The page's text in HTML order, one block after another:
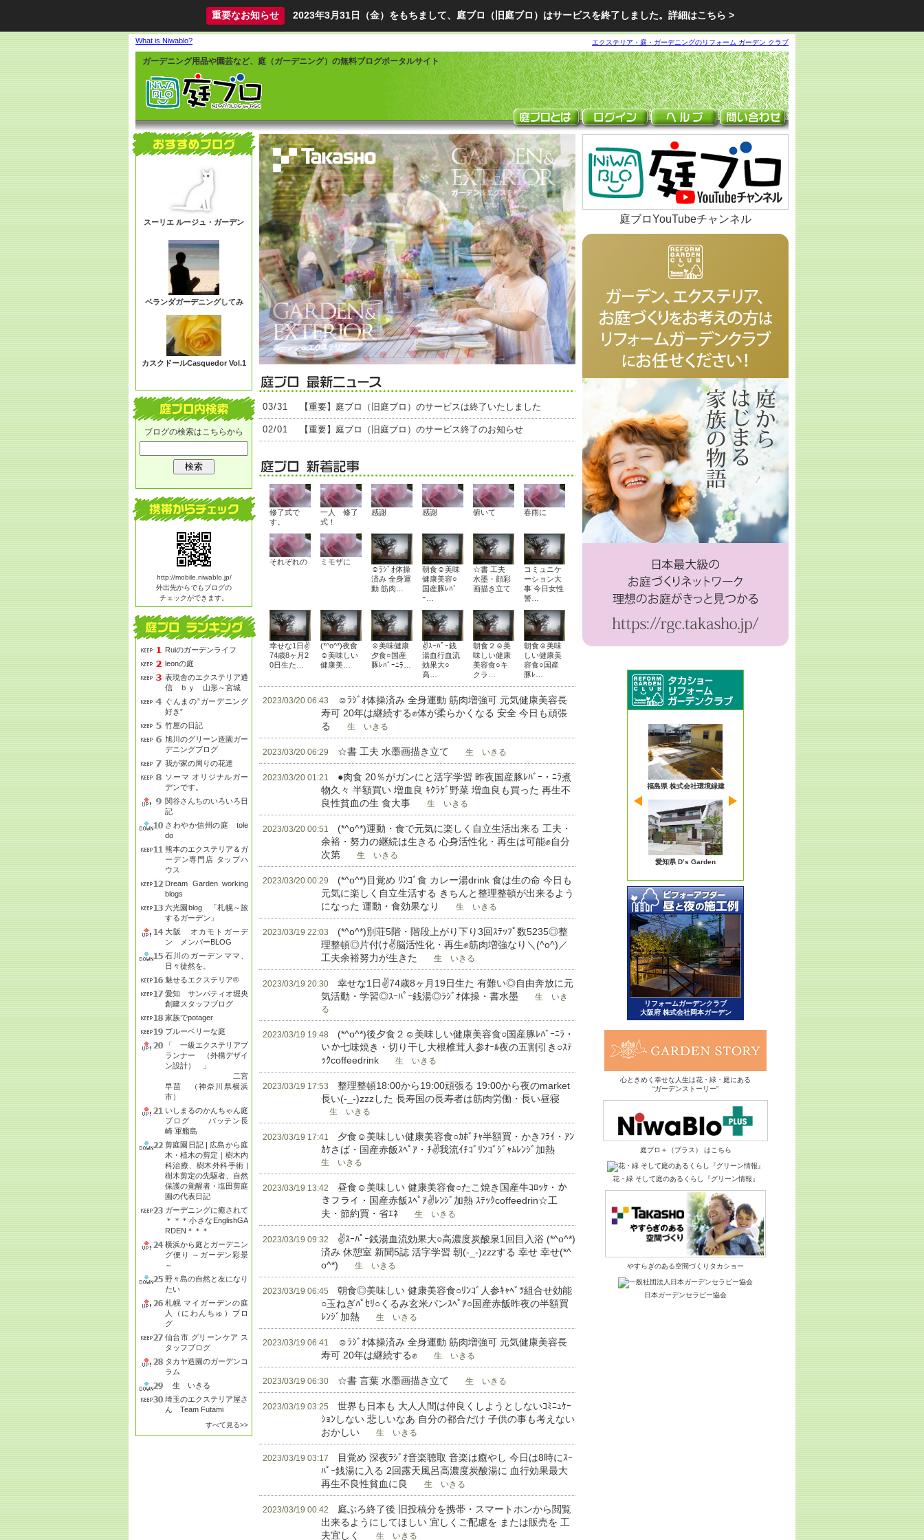
重要なお知らせ 2023年3月31日（金）をもちまして、庭ブロ（旧庭ブロ）はサービスを終了しました。 詳細はこちら >
エクステリア・庭・ガーデニングのリフォーム ガーデン クラブ
What is Niwablo?
ガーデニング用品や園芸など、庭（ガーデニング）の無料ブログポータルサイト
ブログの検索はこちらから
http://mobile.niwablo.jp/
外出先からでもブログの
チェックができます。
Ruiのガーデンライフ
leonの庭
表現舎のエクステリア通
信 ｂｙ 山形～宮城
ぐんまの”ガーデニング
好き”
竹屋の日記
旭川のグリーン造園ガー
デニングブログ
我が家の周りの花達
ソーマ オリジナルガー
デンです。
関谷さんちのいろいろ日
記
さわやか信州の庭 tole
do
熊本のエクステリア＆ガ
ーデン専門店 タップハ
ウス
Dream Garden working
blogs
六光園blog 「札幌～旅
するガーデン」
大阪 オカモトガーデ
ン メンバーBLOG
石川のガーデンママ、
日々徒然を。
魅せるエクステリア®
愛知 サンパティオ堀央
創建スタッフブログ
家族でpotager
ブルーベリーな庭
「 一級エクステリアプ
ランナー （外構デザイ
ン設計） 」
二宮
早苗 （神奈川県横浜
市）
いしまるのかんちゃん庭
ブログ バッテン長
崎 軍艦島
剪庭園日記 | 広島から庭
木・植木の剪定｜樹木内
科治療、樹木外科手術 |
樹木剪定の先駆者、自然
保護の覚醒者・塩田剪庭
園の代表日記
ガーデニングに癒されて
＊＊＊小さなEnglishGA
RDEN＊＊＊
横浜から庭とガーデニン
グ便り ～ガーデン彩景
～
野々島の自然と友になり
たい
札幌 マイガーデンの庭
人（にわんちゅ）ブロ
グ
仙台市 グリーンケア ス
タッフブログ
タカヤ造園のガーデンコ
ラム
生 いきる
埼玉のエクステリア屋さ
ん Team Futami
すべて見る>>
スーリエ ルージュ・ガーデン
ベランダガーデニングしてみ
カスクドールCasquedor Vol.1
03/31 【重要】庭ブロ（旧庭ブロ）のサービスは終了いたしました
02/01 【重要】庭ブロ（旧庭ブロ）のサービス終了のお知らせ
修了式で
す。
一人 修了
式！
感謝 感謝 俯いて 春雨に
それぞれの
ミモザに
☺ﾗｼﾞｵ体操
済み 全身運
動 筋肉…
朝食☺美味
健康美容○
国産豚ﾚﾊﾞ
ｰ…
☆書 工夫
水墨・顔彩
画描き立て
コミュニケ
ーション大
事 今日女性
警…
幸せな1日✌
74歳8ヶ月2
0日生た…
(*^o^*)夜食
☺美味しい
健康美…
☺美味健康
夕食○国産
豚ﾚﾊﾞｰﾆﾗ…
✌ｽｰﾊﾟｰ銭
湯血行血流
効果大○
高…
朝食２☺美
味しい健康
美容食○キ
クラ…
朝食☺美味
しい健康美
容食○国産
豚ﾚ…
2023/03/20 06:43
☺ﾗｼﾞｵ体操済み 全身運動 筋肉増強可 元気健康美容長
寿可 20年は継続する✊体が柔らかくなる 安全 今日も頑張
る
生 いきる
2023/03/20 06:29 ☆書 工夫 水墨画描き立て 生 いきる
2023/03/20 01:21
●肉食 20％がガンにと活字学習 昨夜国産豚ﾚﾊﾞｰ・ﾆﾗ煮
物久々 半額買い 増血良 ｷｸﾗｹﾞ野菜 増血良も買った 再生不
良性貧血の生 食大事 生 いきる
2023/03/20 00:51
(*^o^*)運動・食で元気に楽しく自立生活出来る 工夫・
余裕・努力の継続は生きる 心身活性化・再生は可能✊自分
次第 生 いきる
2023/03/20 00:29
(*^o^*)目覚め ﾘﾝｺﾞ食 カレー湯drink 食は生の命 今日も
元気に楽しく自立生活する きちんと整理整頓が出来るよう
になった 運動・食効果なり
生 いきる
2023/03/19 22:03
(*^o^*)別荘5階・階段上がり下り3回ｽﾃｯﾌﾟ数5235◎整
理整頓◎片付け✌脳活性化・再生✊筋肉増強なり＼(^o^)／
工夫余裕努力が生きた
生 いきる
2023/03/19 20:30
幸せな1日✌74歳8ヶ月19日生た 有難い◎自由奔放に元
気活動・学習◎ｽｰﾊﾟｰ銭湯◎ﾗｼﾞｵ体操・書水墨 生 いき
る
2023/03/19 19:48
(*^o^*)後夕食２☺美味しい健康美容食○国産豚ﾚﾊﾞｰﾆﾗ・
いか七味焼き・切り干し大根椎茸人参ｵｰﾙ夜の五割引き○ｽﾃ
ｯｸcoffeedrink 生 いきる
2023/03/19 17:53
整理整頓18:00から19:00頑張る 19:00から夜のmarket
長い(-_-)zzzした 長寿国の長寿者は筋肉労働・長い昼寝
生 いきる
2023/03/19 17:41
夕食☺美味しい健康美容食○ｶﾎﾞﾁｬ半額買・かきﾌﾗｲ・ｱﾝ
ｶｹさば・国産赤飯ｽﾍﾟｱ・ﾁ✌我流ｲﾁｺﾞﾘﾝｺﾞｼﾞｬﾑﾚﾝｼﾞ加熱
生 いきる
2023/03/19 13:42
昼食☺美味しい 健康美容食○たこ焼き国産牛ｺﾛｯｹ・か
きフライ・国産赤飯ｽﾍﾟｱ✌ﾚﾝｼﾞ加熱 ｽﾃｯｸcoffeedrin☆工
夫・節約買・省ｴﾈ 生 いきる
2023/03/19 09:32
✌ｽｰﾊﾟｰ銭湯血流効果大○高濃度炭酸泉1回目入浴 (*^o^*)
済み 休憩室 新聞5誌 活字学習 朝(-_-)zzzする 幸せ 幸せ(*^
o^*) 生 いきる
2023/03/19 06:45
朝食◎美味しい 健康美容食○ﾘﾝｺﾞ人参ｷｬﾍﾞﾂ組合せ効能
○玉ねぎﾊﾟｾﾘ○くるみ玄米パンｽﾍﾟｱ○国産赤飯昨夜の半額買
ﾚﾝｼﾞ加熱 生 いきる
2023/03/19 06:41
☺ﾗｼﾞｵ体操済み 全身運動 筋肉増強可 元気健康美容長
寿可 20年は継続する✊ 生 いきる
2023/03/19 06:30 ☆書 言葉 水墨画描き立て 生 いきる
2023/03/19 03:25
世界も日本も 大人人間は仲良くしようとしないｺﾐﾆｭｹｰ
ｼｮﾝしない 悲しいなあ 自分の都合だけ 子供の事も考えない
おかしい 生 いきる
2023/03/19 03:17
目覚め 深夜ﾗｼﾞｵ音楽聴取 音楽は癒やし 今日は8時にｽｰ
ﾊﾟｰ銭湯に入る 2回露天風呂高濃度炭酸湯に 血行効果最大
再生不良性貧血に良
生 いきる
2023/03/19 00:42
庭ぶろ終了後 旧投稿分を携帯・スマートホンから閲覧
出来るようにしてほしい 宜しくご配慮を または販売を 工
夫宜しく
生 いきる
庭ブロYouTubeチャンネル
心ときめく幸せな人生は花・緑・庭にある
“ガーデンストーリー”
庭ブロ＋（プラス） はこちら
花・緑 そして庭のあるくらし『グリーン情報』
やすらぎのある空間づくりタカショー
日本ガーデンセラピー協会